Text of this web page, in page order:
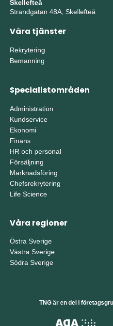
Skellefteå
Strandgatan 48A, Skellefteå
Våra tjänster
Rekrytering
Bemanning
Specialistområden
Administration
Kundservice
Ekonomi
Finans
HR och personal
Försäljning
Marknadsföring
Chefsrekrytering
Life Science
Våra regioner
Östra Sverige
Västra Sverige
Södra Sverige
TNG är en del i